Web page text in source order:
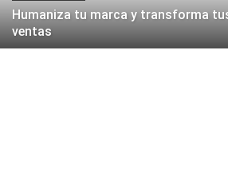
Humaniza tu marca y transforma
ventas